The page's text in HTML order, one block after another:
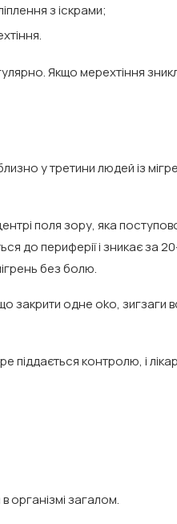
з іскрами;
Якщо мерехтіння
у третини людей із
поля зору, яка
до периферії і зникає за
без болю.
закрити одне oko, зигзаги
піддається контролю, і лікар
організмі загалом.